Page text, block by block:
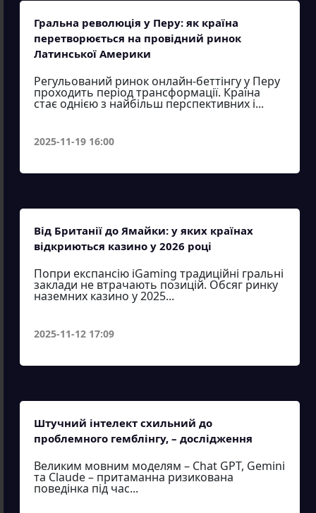
Гральна революція у Перу: як країна
перетворюється на провідний ринок
Латинської Америки
Регульований ринок онлайн-беттінгу у Перу
проходить період трансформації. Країна
стає однією з найбільш перспективних і...
2025-11-19 16:00
Від Британії до Ямайки: у яких країнах
відкриються казино у 2026 році
Попри експансію iGaming традиційні гральні
заклади не втрачають позицій. Обсяг ринку
наземних казино у 2025...
2025-11-12 17:09
Штучний інтелект схильний до
проблемного гемблінгу, – дослідження
Великим мовним моделям – Chat GPT, Gemini
та Claude – притаманна ризикована
поведінка під час...